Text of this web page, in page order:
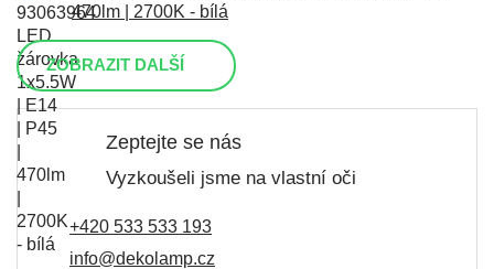
470lm | 2700K - bílá
ZOBRAZIT DALŠÍ
Zeptejte se nás
Vyzkoušeli jsme na vlastní oči
+420 533 533 193
info@dekolamp.cz